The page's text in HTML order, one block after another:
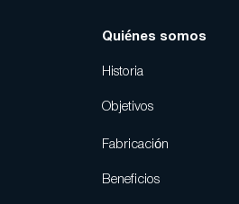
Quiénes somos
Historia
Objetivos
Fabricación
Beneficios